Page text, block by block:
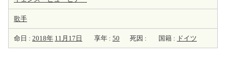
歌手
命日 : 2018年 11月17日 享年 : 50 死因 : 国籍 : ドイツ